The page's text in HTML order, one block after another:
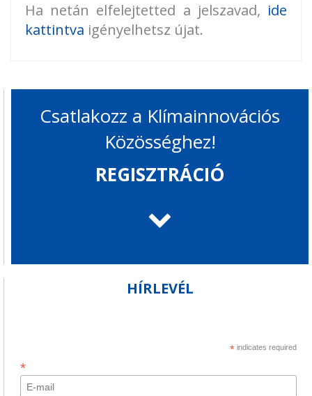
Ha netán elfelejtetted a jelszavad, ide
kattintva igényelhetsz újat.
Csatlakozz a Klímainnovációs
Közösséghez!
REGISZTRÁCIÓ
HÍRLEVÉL
* indicates required
*